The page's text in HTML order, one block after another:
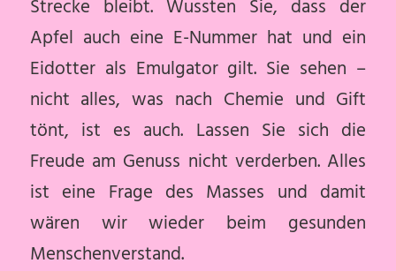
Strecke bleibt. Wussten Sie, dass der
Apfel auch eine E-Nummer hat und ein
Eidotter als Emulgator gilt. Sie sehen –
nicht alles, was nach Chemie und Gift
tönt, ist es auch. Lassen Sie sich die
Freude am Genuss nicht verderben. Alles
ist eine Frage des Masses und damit
wären wir wieder beim gesunden
Menschenverstand.